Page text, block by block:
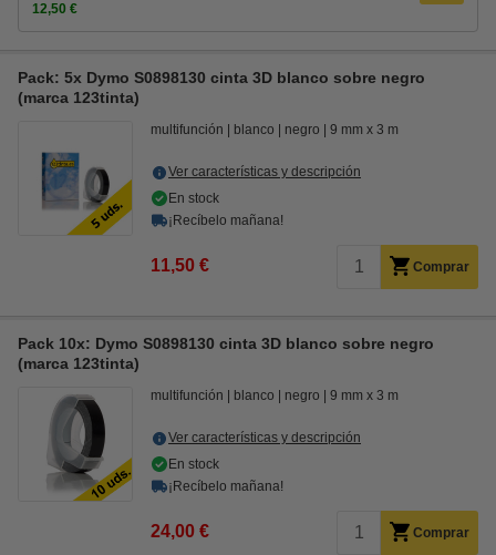
12,50 €
Pack: 5x Dymo S0898130 cinta 3D blanco sobre negro
(marca 123tinta)
multifunción blanco negro 9 mm x 3 m
Ver características y descripción
En stock
¡Recíbelo mañana!
11,50 € Comprar
Pack 10x: Dymo S0898130 cinta 3D blanco sobre negro
(marca 123tinta)
multifunción blanco negro 9 mm x 3 m
Ver características y descripción
En stock
¡Recíbelo mañana!
24,00 € Comprar